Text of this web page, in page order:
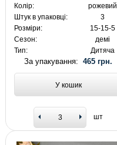
Колір:
рожевий
Штук в упаковці:
3
Розміри:
15-15-5
Сезон:
демі
Тип:
Дитяча
За упакування:465 грн.
У кошик
шт